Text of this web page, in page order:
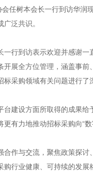
任树本会长一行到访华润
泛共识。
一行到访表示欢迎并感谢
开展全方位管理，涵盖事
采购领域有关问题进行了
建设方面所取得的成果给
有力地推动招标采购向“
合作与交流，聚焦政策探
行业健康、可持续的发展